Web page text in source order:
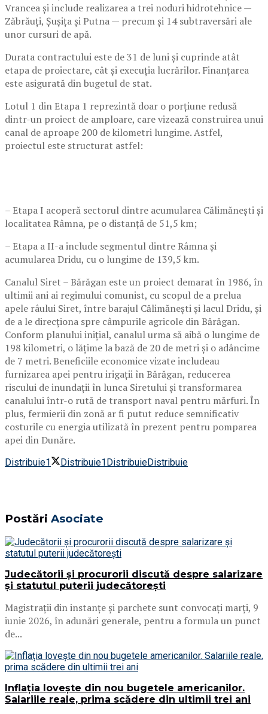
Vrancea și include realizarea a trei noduri hidrotehnice —
Zăbrăuți, Șușița și Putna — precum și 14 subtraversări ale
unor cursuri de apă.
Durata contractului este de 31 de luni și cuprinde atât
etapa de proiectare, cât și execuția lucrărilor. Finanțarea
este asigurată din bugetul de stat.
Lotul 1 din Etapa 1 reprezintă doar o porțiune redusă
dintr-un proiect de amploare, care vizează construirea unui
canal de aproape 200 de kilometri lungime. Astfel,
proiectul este structurat astfel:
– Etapa I acoperă sectorul dintre acumularea Călimănești și
localitatea Râmna, pe o distanță de 51,5 km;
– Etapa a II-a include segmentul dintre Râmna și
acumularea Dridu, cu o lungime de 139,5 km.
Canalul Siret – Bărăgan este un proiect demarat în 1986, în
ultimii ani ai regimului comunist, cu scopul de a prelua
apele râului Siret, între barajul Călimănești și lacul Dridu, și
de a le direcționa spre câmpurile agricole din Bărăgan.
Conform planului inițial, canalul urma să aibă o lungime de
198 kilometri, o lățime la bază de 20 de metri și o adâncime
de 7 metri. Beneficiile economice vizate includeau
furnizarea apei pentru irigații în Bărăgan, reducerea
riscului de inundații în lunca Siretului și transformarea
canalului într-o rută de transport naval pentru mărfuri. În
plus, fermierii din zonă ar fi putut reduce semnificativ
costurile cu energia utilizată în prezent pentru pomparea
apei din Dunăre.
Distribuie1 Distribuie1DistribuieDistribuie
Postări Asociate
Judecătorii și procurorii discută despre salarizare
și statutul puterii judecătorești
Magistrații din instanțe și parchete sunt convocați marți, 9
iunie 2026, în adunări generale, pentru a formula un punct
de...
Inflația lovește din nou bugetele americanilor.
Salariile reale, prima scădere din ultimii trei ani